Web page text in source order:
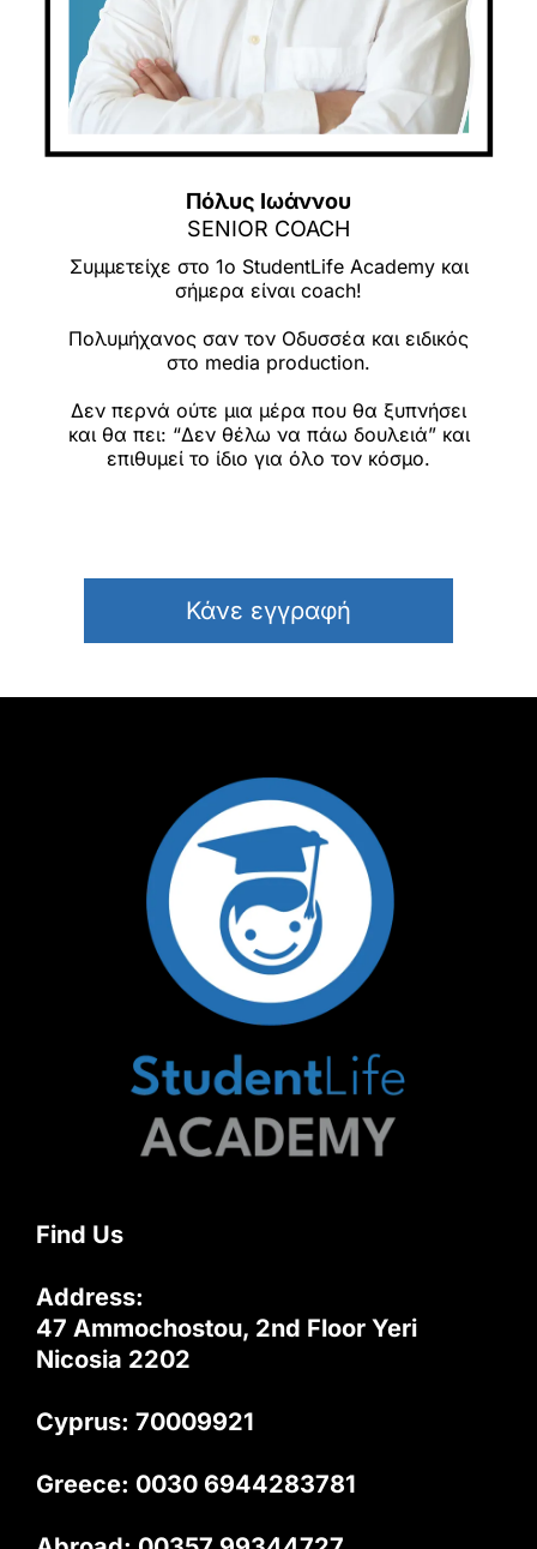
Πόλυς Ιωάννου
SENIOR COACH
Συμμετείχε στο 1ο StudentLife Academy και
σήμερα είναι coach!
Πολυμήχανος σαν τον Οδυσσέα και ειδικός
στο media production.
Δεν περνά ούτε μια μέρα που θα ξυπνήσει
και θα πει: “Δεν θέλω να πάω δουλειά” και
επιθυμεί το ίδιο για όλο τον κόσμο.
Κάνε εγγραφή
Find Us
Address:
47 Ammochostou, 2nd Floor Yeri
Nicosia 2202
Cyprus: 70009921
Greece: 0030 6944283781